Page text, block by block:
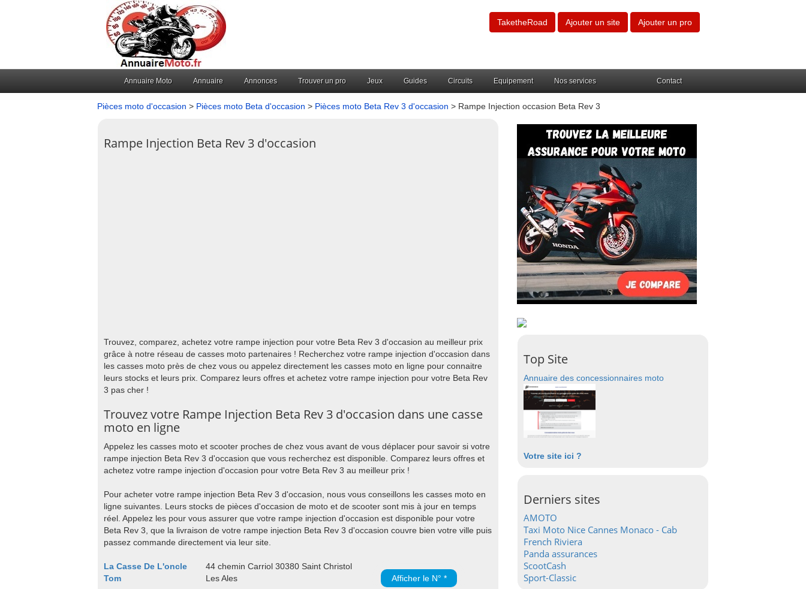
TaketheRoad Ajouter un site Ajouter un pro
Annuaire Moto Annuaire Annonces Trouver un pro Jeux Guides Circuits Equipement Nos services Contact
Pièces moto d'occasion > Pièces moto Beta d'occasion > Pièces moto Beta Rev 3 d'occasion > Rampe Injection occasion Beta Rev 3
Rampe Injection Beta Rev 3 d'occasion
Trouvez, comparez, achetez votre rampe injection pour votre Beta Rev 3 d'occasion au meilleur prix
grâce à notre réseau de casses moto partenaires ! Recherchez votre rampe injection d'occasion dans
les casses moto près de chez vous ou appelez directement les casses moto en ligne pour connaitre
leurs stocks et leurs prix. Comparez leurs offres et achetez votre rampe injection pour votre Beta Rev
3 pas cher !
Trouvez votre Rampe Injection Beta Rev 3 d'occasion dans une casse
moto en ligne
Appelez les casses moto et scooter proches de chez vous avant de vous déplacer pour savoir si votre
rampe injection Beta Rev 3 d'occasion que vous recherchez est disponible. Comparez leurs offres et
achetez votre rampe injection d'occasion pour votre Beta Rev 3 au meilleur prix !
Pour acheter votre rampe injection Beta Rev 3 d'occasion, nous vous conseillons les casses moto en
ligne suivantes. Leurs stocks de pièces d'occasion de moto et de scooter sont mis à jour en temps
réel. Appelez les pour vous assurer que votre rampe injection d'occasion est disponible pour votre
Beta Rev 3, que la livraison de votre rampe injection Beta Rev 3 d'occasion couvre bien votre ville puis
passez commande directement via leur site.
La Casse De L'oncle
Tom
44 chemin Carriol 30380 Saint Christol
Les Ales
Afficher le N° *
Top Site
Annuaire des concessionnaires moto
Votre site ici ?
Derniers sites
AMOTO
Taxi Moto Nice Cannes Monaco - Cab
French Riviera
Panda assurances
ScootCash
Sport-Classic